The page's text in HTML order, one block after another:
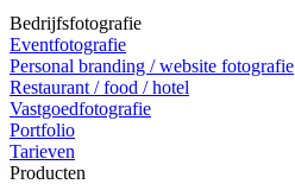
Bedrijfsfotografie
Eventfotografie
Personal branding / website fotografie
Restaurant / food / hotel
Vastgoedfotografie
Portfolio
Tarieven
Producten